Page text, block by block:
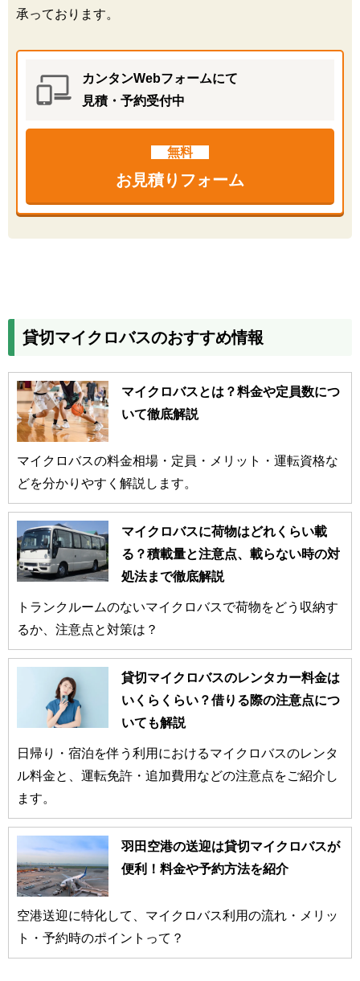
承っております。
カンタンWebフォームにて
見積・予約受付中
無料
お見積りフォーム
貸切マイクロバスのおすすめ情報
マイクロバスとは？料金や定員数につ
いて徹底解説
マイクロバスの料金相場・定員・メリット・運転資格な
どを分かりやすく解説します。
マイクロバスに荷物はどれくらい載
る？積載量と注意点、載らない時の対
処法まで徹底解説
トランクルームのないマイクロバスで荷物をどう収納す
るか、注意点と対策は？
貸切マイクロバスのレンタカー料金は
いくらくらい？借りる際の注意点につ
いても解説
日帰り・宿泊を伴う利用におけるマイクロバスのレンタ
ル料金と、運転免許・追加費用などの注意点をご紹介し
ます。
羽田空港の送迎は貸切マイクロバスが
便利！料金や予約方法を紹介
空港送迎に特化して、マイクロバス利用の流れ・メリッ
ト・予約時のポイントって？